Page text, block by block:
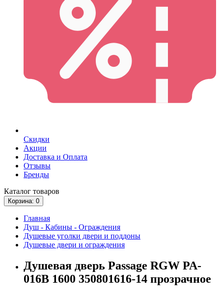
Скидки
Акции
Доставка и Оплата
Отзывы
Бренды
Каталог товаров
Корзина: 0
Главная
Душ - Кабины - Ограждения
Душевые уголки двери и поддоны
Душевые двери и ограждения
Душевая дверь Passage RGW PA-
016B 1600 350801616-14 прозрачное